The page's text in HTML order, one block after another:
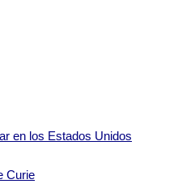
en los Estados Unidos
Curie